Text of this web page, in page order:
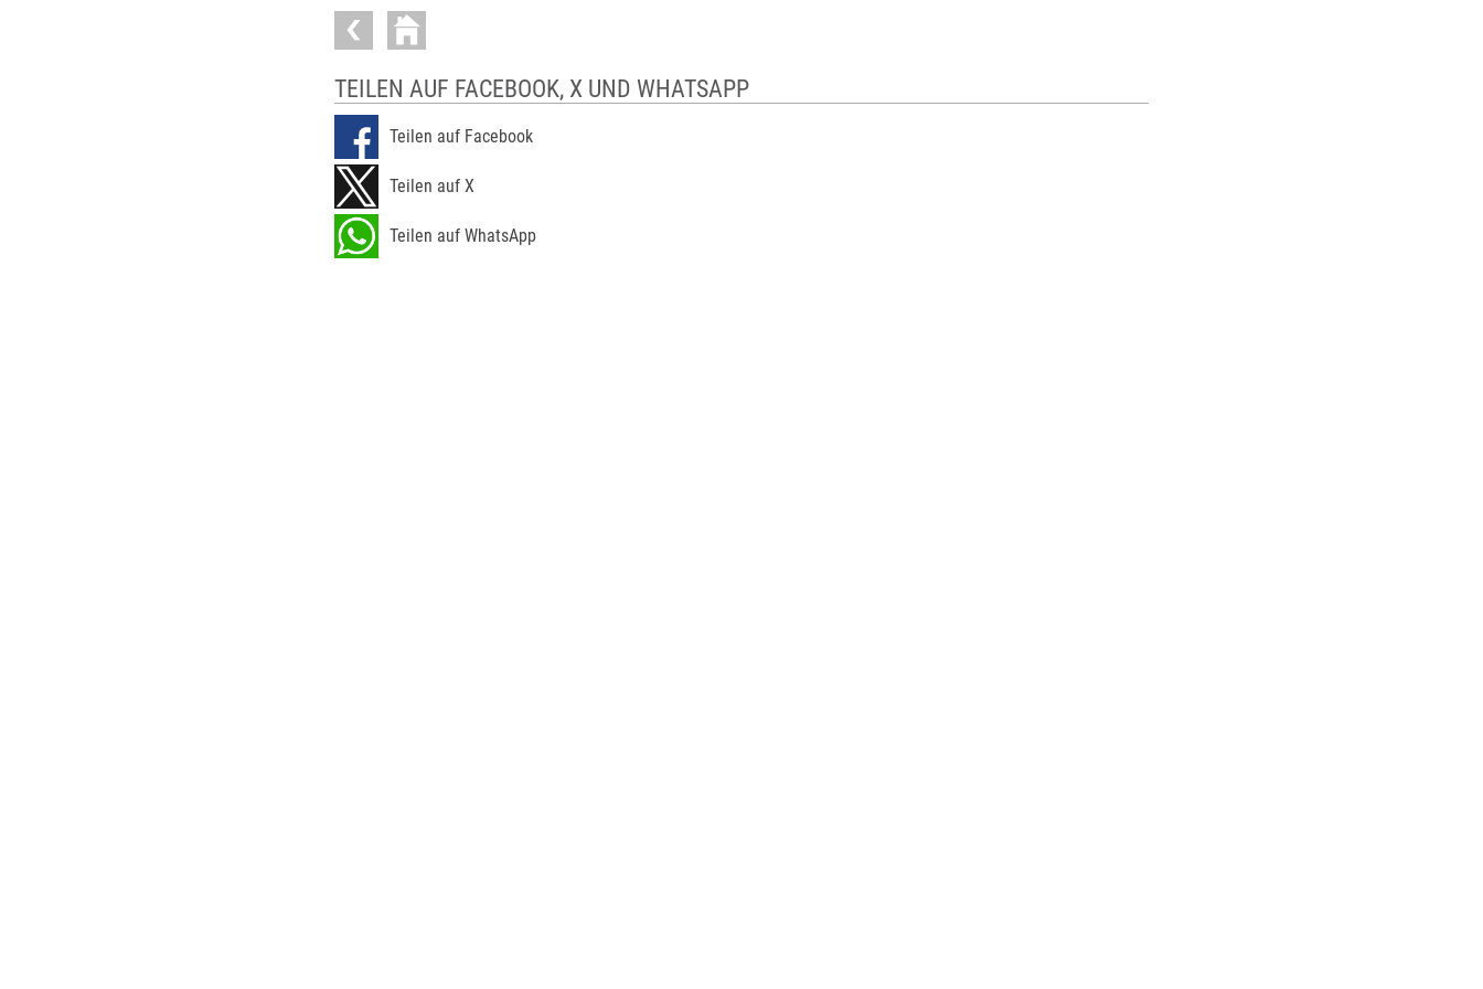
TEILEN AUF FACEBOOK, X UND WHATSAPP
Teilen auf Facebook
Teilen auf X
Teilen auf WhatsApp